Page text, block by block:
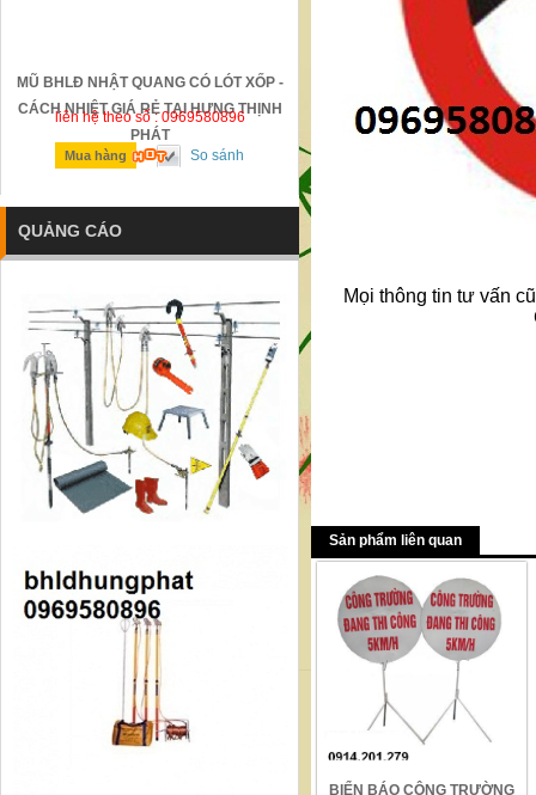
Mọi thông tin tư vấn
Sản phẩm liên quan
BIỂN BÁO CÔNG TRƯỜNG
MŨ BHLĐ NHẬT QUANG CÓ LÓT XỐP -
CÁCH NHIỆT GIÁ RẺ TẠI HƯNG THỊNH
PHÁT
liên hệ theo số : 0969580896
Mua hàng So sánh
GỜ GIẢM TỐC BẰNG THÉP
liên hệ theo số : 0969580896
So sánh
QUẢNG CÁO